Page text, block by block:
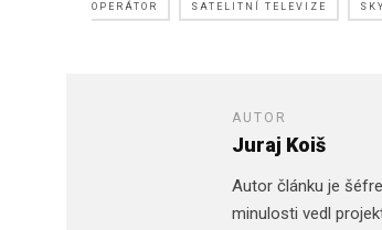
OPERÁTOR SATELITNÍ TELEVIZE
AUTOR
Juraj Koiš
Autor článku je
minulosti vedl